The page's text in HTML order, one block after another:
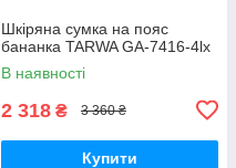
Шкіряна сумка на пояс
бананка TARWA GA-7416-4lx
В наявності
2 318 ₴ 3 360 ₴
Купити